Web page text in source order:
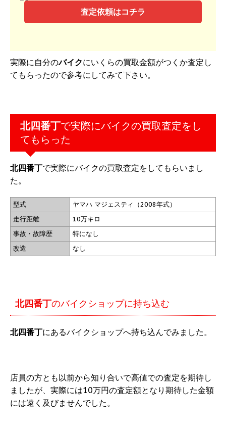
査定依頼はコチラ
実際に自分のバイクにいくらの買取金額がつくか査定し
てもらったので参考にしてみて下さい。
北四番丁で実際にバイクの買取査定をし
てもらった
北四番丁で実際にバイクの買取査定をしてもらいまし
た。
型式
ヤマハ マジェスティ（2008年式）
走行距離
10万キロ
事故・故障歴
特になし
改造
なし
北四番丁のバイクショップに持ち込む
北四番丁にあるバイクショップへ持ち込んでみました。
店員の方とも以前から知り合いで高値での査定を期待し
ましたが、実際には10万円の査定額となり期待した金額
には遠く及びませんでした。